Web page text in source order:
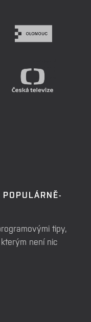
tipy,
není nic